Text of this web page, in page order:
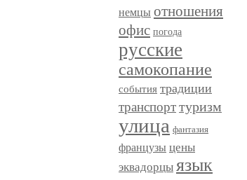
немцы отношения
офис погода
русские
самокопание
события традиции
транспорттуризм
улица фантазия
французы цены
эквадорцыязык